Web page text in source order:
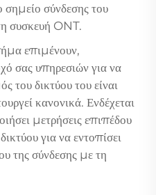
σύνδεσης του
συσκευή ONT.
επιμένουν,
σας υπηρεσιών για να
του δικτύου του είναι
κανονικά. Ενδέχεται
μετρήσεις επιπέδου
για να εντοπίσει
της σύνδεσης με τη